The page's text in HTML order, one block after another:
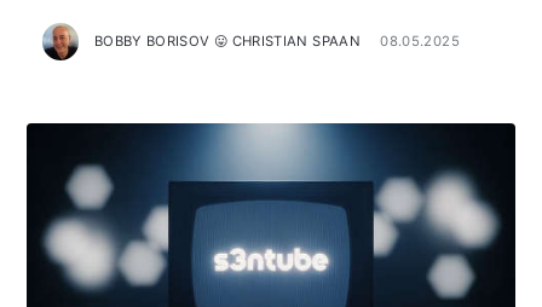
BOBBY BORISOV 😛 CHRISTIAN SPAAN 08.05.2025